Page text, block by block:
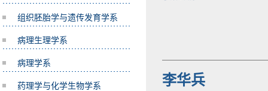
组织胚胎学与遗传发育学系
病理生理学系
病理学系
药理学与化学生物学系 李华兵